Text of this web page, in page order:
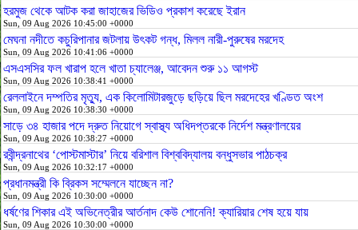
হরমুজ থেকে আটক করা জাহাজের ভিডিও প্রকাশ করেছে ইরান
Sun, 09 Aug 2026 10:45:00 +0000
মেঘনা নদীতে কচুরিপানার জটলায় উৎকট গন্ধ, মিলল নারী-পুরুষের মরদেহ
Sun, 09 Aug 2026 10:41:06 +0000
এসএসসির ফল খারাপ হলে খাতা চ্যালেঞ্জ, আবেদন শুরু ১১ আগস্ট
Sun, 09 Aug 2026 10:38:41 +0000
রেললাইনে দম্পতির মৃত্যু, এক কিলোমিটারজুড়ে ছড়িয়ে ছিল মরদেহের খণ্ডিত অংশ
Sun, 09 Aug 2026 10:38:30 +0000
সাড়ে ৩৪ হাজার পদে দ্রুত নিয়োগে স্বাস্থ্য অধিদপ্তরকে নির্দেশ মন্ত্রণালয়ের
Sun, 09 Aug 2026 10:38:27 +0000
রবীন্দ্রনাথের ‘পোস্টমাস্টার’ নিয়ে বরিশাল বিশ্ববিদ্যালয় বন্ধুসভার পাঠচক্র
Sun, 09 Aug 2026 10:32:17 +0000
প্রধানমন্ত্রী কি ব্রিকস সম্মেলনে যাচ্ছেন না?
Sun, 09 Aug 2026 10:30:00 +0000
ধর্ষণের শিকার এই অভিনেত্রীর আর্তনাদ কেউ শোনেনি! ক্যারিয়ার শেষ হয়ে যায়
Sun, 09 Aug 2026 10:30:00 +0000